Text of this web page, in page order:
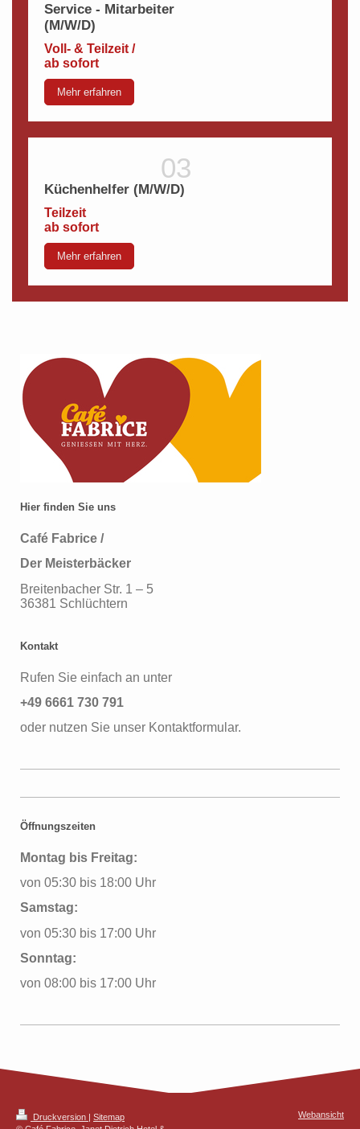
Service - Mitarbeiter
(M/W/D)
Voll- & Teilzeit /
ab sofort
Mehr erfahren
Küchenhelfer (M/W/D)
Teilzeit
ab sofort
Mehr erfahren
Hier finden Sie uns
Café Fabrice /
Der Meisterbäcker
Breitenbacher Str. 1 – 5
36381 Schlüchtern
Kontakt
Rufen Sie einfach an unter
+49 6661 730 791
oder nutzen Sie unser Kontaktformular.
Öffnungszeiten
Montag bis Freitag:
von 05:30 bis 18:00 Uhr
Samstag:
von 05:30 bis 17:00 Uhr
Sonntag:
von 08:00 bis 17:00 Uhr
Druckversion
Sitemap
Webansicht